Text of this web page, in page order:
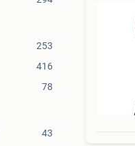
253
416
78
43